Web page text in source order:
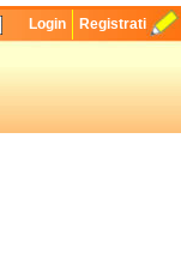
Login Registrati